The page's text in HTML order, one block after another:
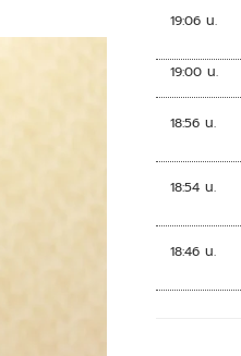
19:06 น.
19:00 น.
18:56 น.
18:54 น.
18:46 น.